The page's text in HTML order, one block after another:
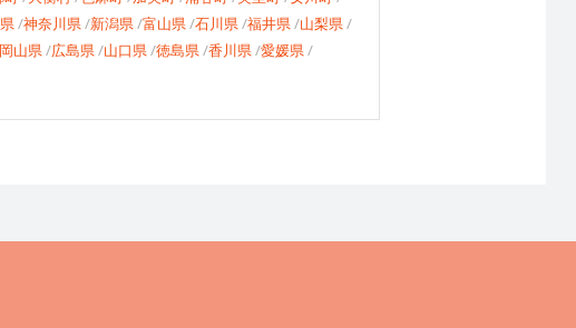
神奈川県 新潟県 富山県 石川県 福井県 山梨県
山県 広島県 山口県 徳島県 香川県 愛媛県